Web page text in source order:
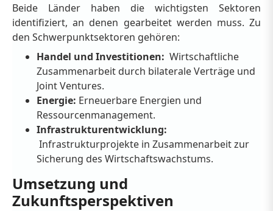
Beide Länder haben die wichtigsten Sektoren
identifiziert, an denen gearbeitet werden muss. Zu
den Schwerpunktsektoren gehören:
Handel und Investitionen: Wirtschaftliche
Zusammenarbeit durch bilaterale Verträge und
Joint Ventures.
Energie: Erneuerbare Energien und
Ressourcenmanagement.
Infrastrukturentwicklung:
Infrastrukturprojekte in Zusammenarbeit zur
Sicherung des Wirtschaftswachstums.
Umsetzung und
Zukunftsperspektiven